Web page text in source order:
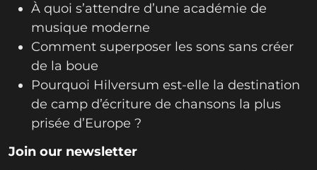
À quoi s’attendre d’une académie de
musique moderne
Comment superposer les sons sans créer
de la boue
Pourquoi Hilversum est-elle la destination
de camp d’écriture de chansons la plus
prisée d’Europe ?
Join our newsletter